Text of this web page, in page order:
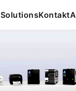
SolutionsKontakt